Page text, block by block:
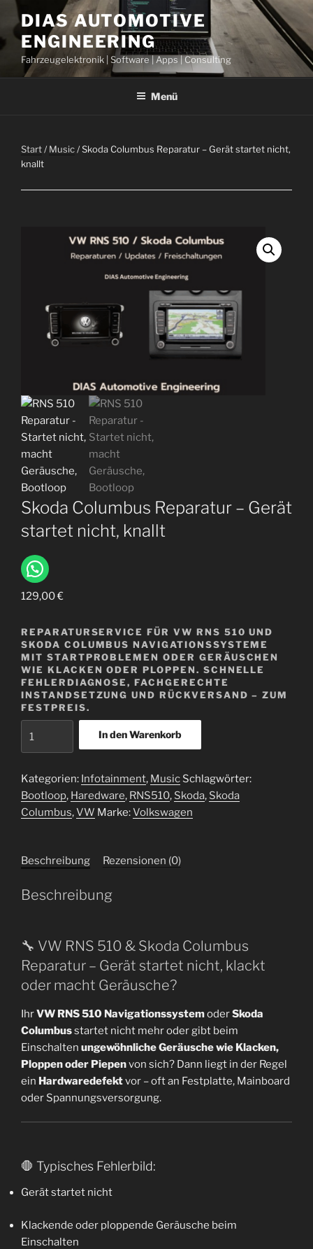
Zum
Inhalt
springen
DIAS AUTOMOTIVE
ENGINEERING
Fahrzeugelektronik | Software | Apps | Consulting
Menü
Start/Music/ Skoda Columbus Reparatur – Gerät startet nicht,
knallt
Skoda Columbus Reparatur – Gerät
startet nicht, knallt
129,00€
REPARATURSERVICE FÜR VW RNS 510 UND
SKODA COLUMBUS NAVIGATIONSSYSTEME
MIT STARTPROBLEMEN ODER GERÄUSCHEN
WIE KLACKEN ODER PLOPPEN. SCHNELLE
FEHLERDIAGNOSE, FACHGERECHTE
INSTANDSETZUNG UND RÜCKVERSAND – ZUM
FESTPREIS.
Columbus
-
Gerät
startet
Menge
In den Warenkorb
Kategorien: Infotainment, Music Schlagwörter:
Bootloop, Haredware, RNS510, Skoda, Skoda
Columbus,VW Marke:Volkswagen
Beschreibung Rezensionen (0)
Beschreibung
🔧 VW RNS 510 & Skoda Columbus
Reparatur – Gerät startet nicht, klackt
oder macht Geräusche?
IhrVW RNS 510 NavigationssystemoderSkoda
Columbusstartet nicht mehr oder gibt beim
Einschalten ungewöhnliche Geräusche wie Klacken,
Ploppen oder Piepenvon sich? Dann liegt in der Regel
ein Hardwaredefektvor – oft an Festplatte, Mainboard
oder Spannungsversorgung.
🛑 Typisches Fehlerbild:
Gerät startet nicht
Klackende oder ploppende Geräusche beim
Einschalten